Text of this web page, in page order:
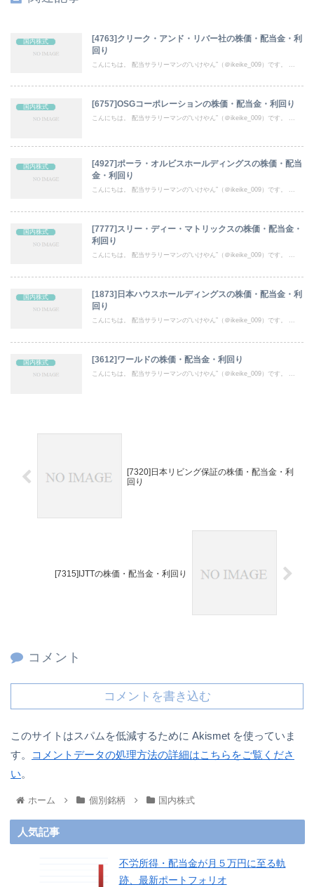
国内株式
[4763]クリーク・アンド・リバー社の株価・配当金・利
回り
こんにちは。 配当サラリーマンの“いけやん”（＠ikeike_009）です。 ...
国内株式 [6757]OSGコーポレーションの株価・配当金・利回り
こんにちは。 配当サラリーマンの“いけやん”（＠ikeike_009）です。 ...
国内株式
[4927]ポーラ・オルビスホールディングスの株価・配当
金・利回り
こんにちは。 配当サラリーマンの“いけやん”（＠ikeike_009）です。 ...
国内株式
[7777]スリー・ディー・マトリックスの株価・配当金・
利回り
こんにちは。 配当サラリーマンの“いけやん”（＠ikeike_009）です。 ...
国内株式
[1873]日本ハウスホールディングスの株価・配当金・利
回り
こんにちは。 配当サラリーマンの“いけやん”（＠ikeike_009）です。 ...
国内株式 [3612]ワールドの株価・配当金・利回り
こんにちは。 配当サラリーマンの“いけやん”（＠ikeike_009）です。 ...
[7320]日本リビング保証の株価・配当金・利
回り
[7315]IJTTの株価・配当金・利回り
コメント
コメントを書き込む
このサイトはスパムを低減するために Akismet を使っていま
す。
コメントデータの処理方法の詳細はこちらをご覧くださ
い。
ホーム 個別銘柄 国内株式
人気記事
不労所得・配当金が月５万円に至る軌
跡、最新ポートフォリオ